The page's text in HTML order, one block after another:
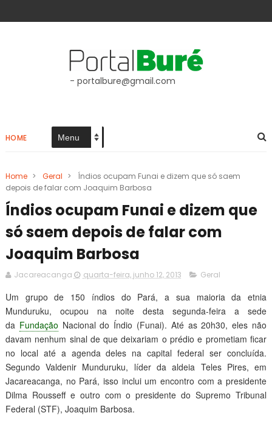
- portalbure@gmail.com
HOME
Home > Geral >
Índios ocupam Funai e dizem que só saem
depois de falar com Joaquim Barbosa
Índios ocupam Funai e dizem que
só saem depois de falar com
Joaquim Barbosa
Jacareacanga quarta-feira, junho 12, 2013 Geral
Um grupo de 150 índios do Pará, a sua maioria da etnia
Munduruku, ocupou na noite desta segunda-feira a sede
da Fundação Nacional do Índio (Funai). Até as 20h30, eles não
davam nenhum sinal de que deixariam o prédio e prometiam ficar
no local até a agenda deles na capital federal ser concluída.
Segundo Valdenir Munduruku, líder da aldeia Teles Pires, em
Jacareacanga, no Pará, isso inclui um encontro com a presidente
Dilma Rousseff e outro com o presidente do Supremo Tribunal
Federal (STF), Joaquim Barbosa.